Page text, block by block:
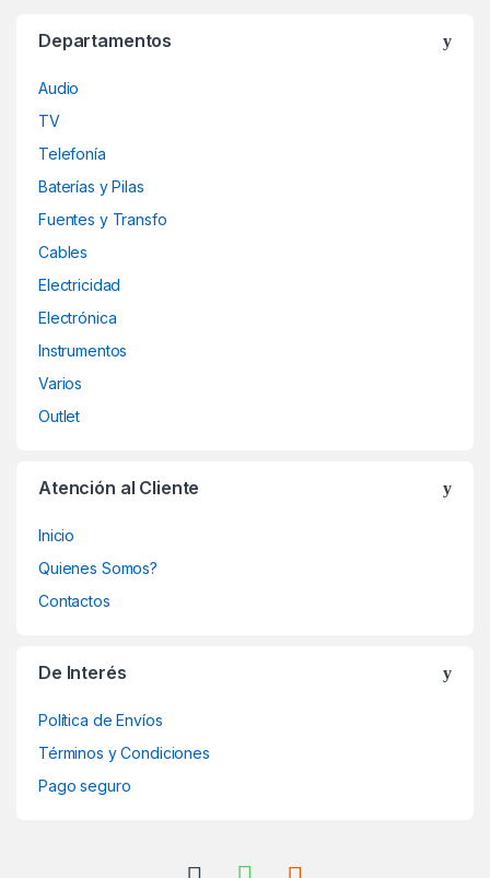
Departamentos
Audio
TV
Telefonía
Baterías y Pilas
Fuentes y Transfo
Cables
Electricidad
Electrónica
Instrumentos
Varios
Outlet
Atención al Cliente
Inicio
Quienes Somos?
Contactos
De Interés
Política de Envíos
Términos y Condiciones
Pago seguro